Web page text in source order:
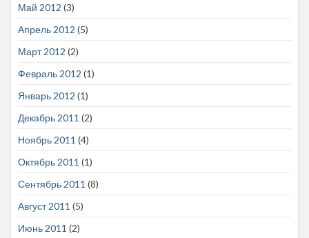
Май 2012 (3)
Апрель 2012 (5)
Март 2012 (2)
Февраль 2012 (1)
Январь 2012 (1)
Декабрь 2011 (2)
Ноябрь 2011 (4)
Октябрь 2011 (1)
Сентябрь 2011 (8)
Август 2011 (5)
Июнь 2011 (2)